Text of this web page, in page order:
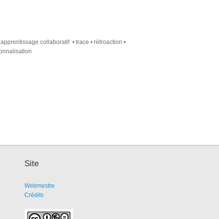
collaboratif • trace • rétroaction •
Site
Webmestre
Crédits